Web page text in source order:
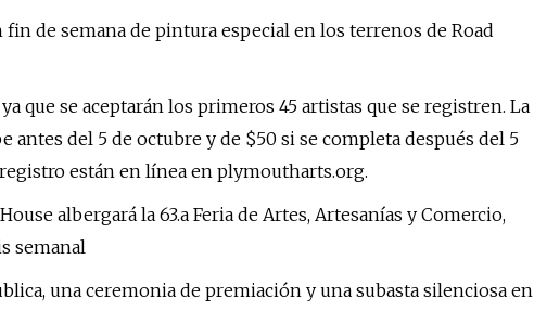
de semana de pintura especial en los terrenos de Road
que se aceptarán los primeros 45 artistas que se registren. La
del 5 de octubre y de $50 si se completa después del 5
están en línea en plymoutharts.org.
albergará la 63.a Feria de Artes, Artesanías y Comercio,
semanal
una ceremonia de premiación y una subasta silenciosa en